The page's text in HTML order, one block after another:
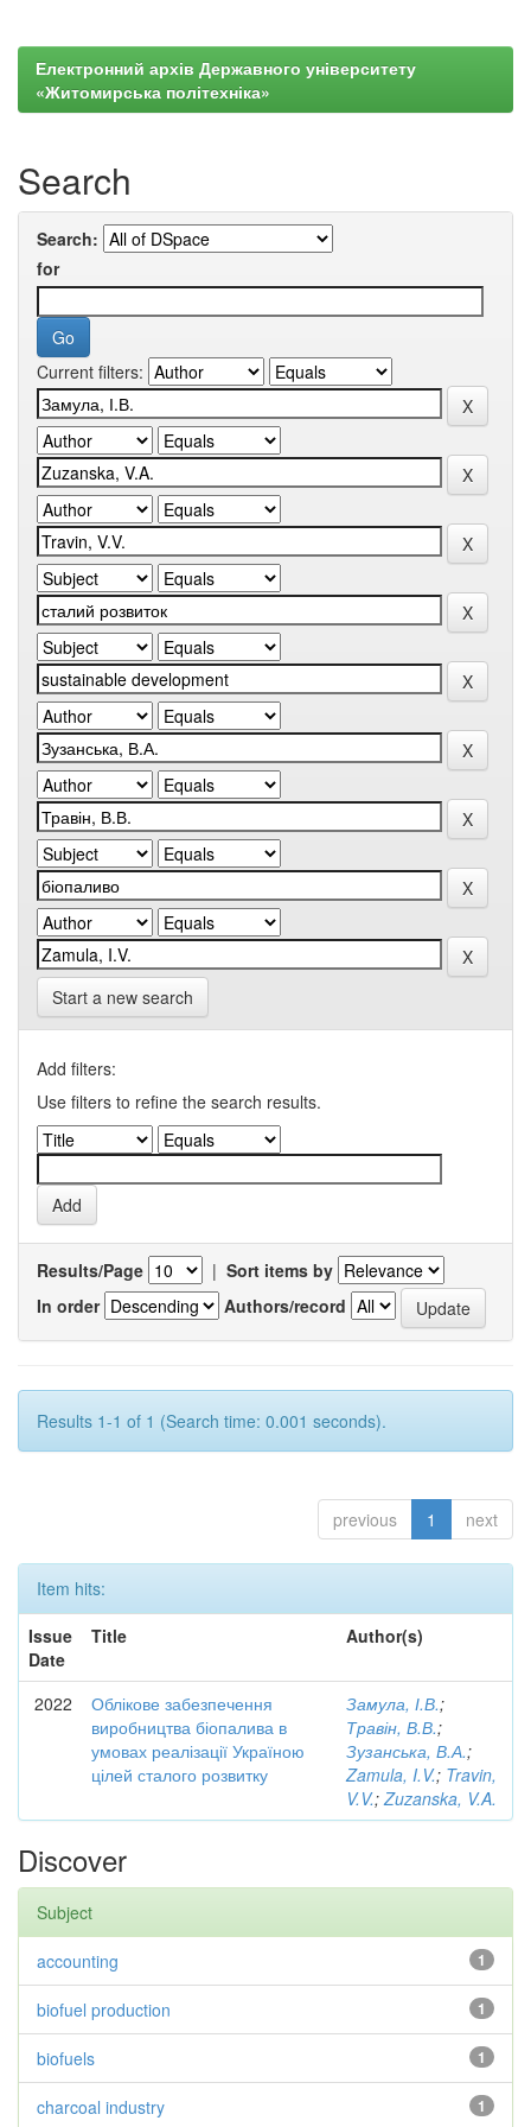
Електронний архів Державного університету
«Житомирська політехніка»
Search
Search:
for
Current filters:
Start a new search
Add filters:
Use filters to refine the search results.
Results/Page | Sort items by
In order
Authors/record
Results 1-1 of 1 (Search time: 0.001 seconds).
previous 1 next
Item hits:
Issue
Date
Title Author(s)
2022
Облікове забезпечення
виробництва біопалива в
умовах реалізації Україною
цілей сталого розвитку
Замула, І.В.;
Травін, В.В.;
Зузанська, В.А.;
Zamula, I.V.; Travin,
V.V.;Zuzanska, V.A.
Discover
Subject
1
accounting
1
biofuel production
1
biofuels
1
charcoal industry